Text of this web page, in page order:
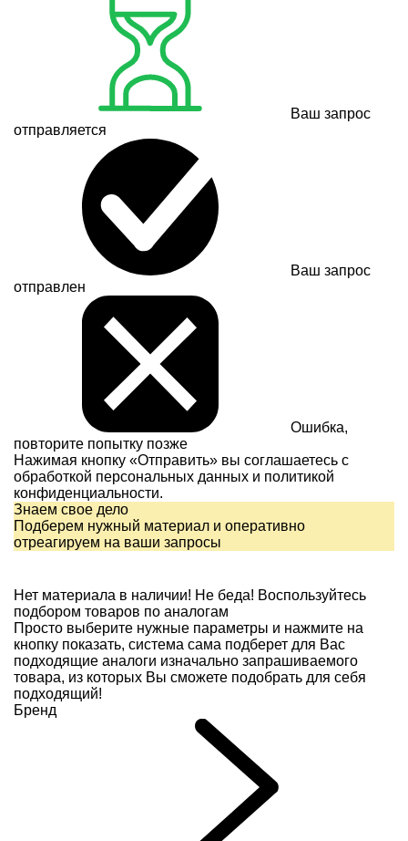
Ваш запрос
отправляется
Ваш запрос
отправлен
Ошибка,
повторите попытку позже
Нажимая кнопку «Отправить» вы соглашаетесь с
обработкой персональных данных и политикой
конфиденциальности.
Знаем свое дело
Подберем нужный материал и оперативно
отреагируем на ваши запросы
Нет материала в наличии! Не беда! Воспользуйтесь
подбором товаров по аналогам
Просто выберите нужные параметры и нажмите на
кнопку показать, система сама подберет для Вас
подходящие аналоги изначально запрашиваемого
товара, из которых Вы сможете подобрать для себя
подходящий!
Бренд